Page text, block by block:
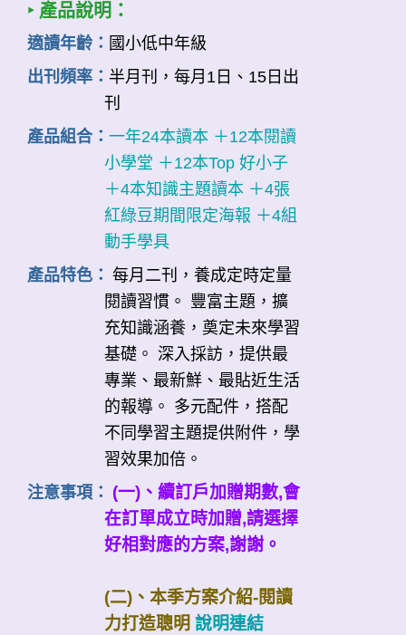
‣ 產品說明：
適讀年齡： 國小低中年級
出刊頻率： 半月刊，每月1日、15日出
刊
產品組合： 一年24本讀本 ＋12本閱讀
小學堂 ＋12本Top 好小子
＋4本知識主題讀本 ＋4張
紅綠豆期間限定海報 ＋4組
動手學具
產品特色： 每月二刊，養成定時定量
閱讀習慣。 豐富主題，擴
充知識涵養，奠定未來學習
基礎。 深入採訪，提供最
專業、最新鮮、最貼近生活
的報導。 多元配件，搭配
不同學習主題提供附件，學
習效果加倍。
注意事項： (一)、續訂戶加贈期數,會
在訂單成立時加贈,請選擇
好相對應的方案,謝謝。
(二)、本季方案介紹-閱讀
力打造聰明 說明連結